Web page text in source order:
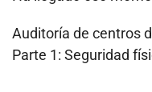
Auditoría de centros
Parte 1: Seguridad